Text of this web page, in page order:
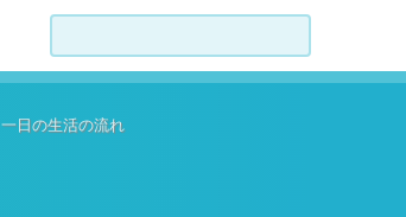
検索:
一日の生活の流れ